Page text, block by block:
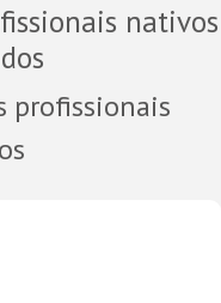
nativos
profissionais